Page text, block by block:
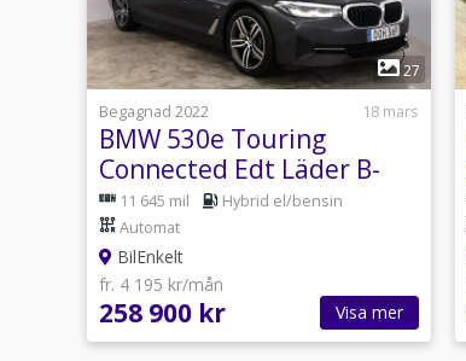
1
27
Begagnad 2022
18 mars
BMW 530e Touring
Connected Edt Läder B-
Kamera
11 645 mil
Hybrid el/bensin
Automat
BilEnkelt
fr. 4 195 kr/mån
258 900 kr Visa mer